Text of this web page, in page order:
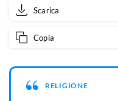
Scarica
Copia
RELIGIONE